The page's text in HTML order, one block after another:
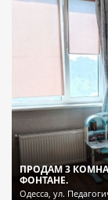
ПРОДАМ 3
ФОНТАНЕ.
Одесса, ул.